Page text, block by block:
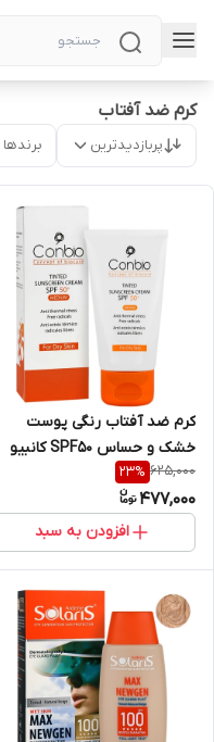
کرم ضد آفتاب
پربازدیدترین برندها
کرم ضد آفتاب رنگی پوست
خشک و حساس SPF50 کانبیو
رنگ مدیوم
625,000
23%
477,000
افزودن به سبد